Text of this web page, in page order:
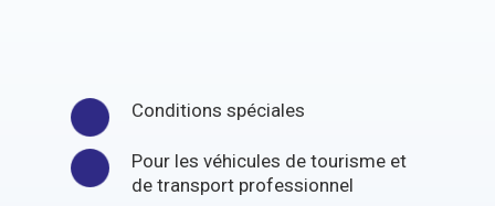
Conditions spéciales
Pour les véhicules de tourisme et
de transport professionnel